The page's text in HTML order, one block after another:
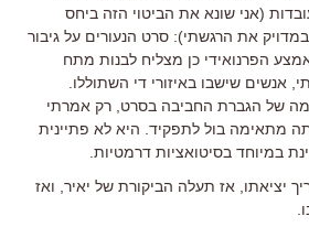
(אני שונא את הביטוי הזה ביחס
את הרגשתי): סרט הנעורים על גיבור
הפרנואידי כן מצליח לבנות מתח
אנשים שישבו באיזורי די השתוללו.
של הגברת החביבה בסרט, רק אמרתי
מתאימה בול לתפקיד. היא לא פתיינית
במיוחד בסיטואציות דרמטיות.
יציאתו, אז תעלה הביקורת של יאיר, ואז